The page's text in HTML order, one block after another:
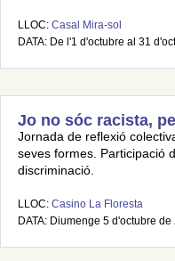
LLOC: Casal Mira-sol
DATA: De l'1 d'octubre al 31
Jo no sóc racista,
Jornada de reflexió
seves formes. Participació
discriminació.
LLOC: Casino La Floresta
DATA: Diumenge 5 d'octubre de